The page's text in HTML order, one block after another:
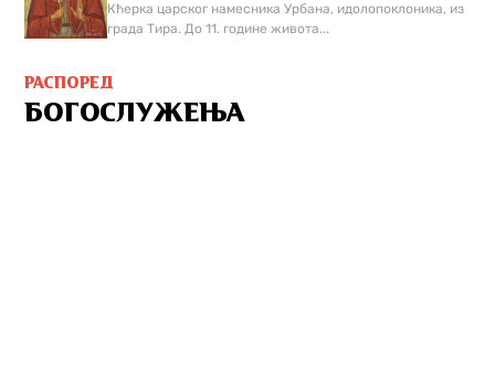
Кћерка царског намесника Урбана, идолопоклоника, из
града Тира. До 11. године живота...
РАСПОРЕД
БОГОСЛУЖЕЊА